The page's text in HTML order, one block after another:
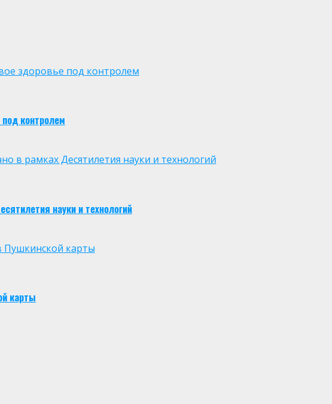
здоровье под контролем
контролем
в рамках Десятилетия науки и технологий
науки и технологий
Пушкинской карты
карты